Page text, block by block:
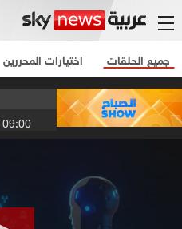
جميع الحلقات اختيارات المحررين
09:00